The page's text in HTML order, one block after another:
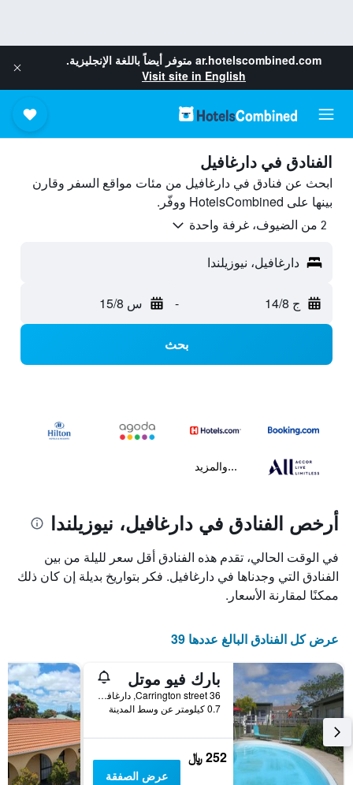
ar.hotelscombined.com متوفر أيضاً باللغة الإنجليزية.
Visit site in English
الفنادق في دارغافيل
ابحث عن فنادق في دارغافيل من مئات مواقع السفر وقارن
بينها على HotelsCombined ووفّر.
2 من الضيوف، غرفة واحدة
دارغافيل، نيوزيلندا
ج 14/8 - س 15/8
بحث
...والمزيد
أرخص الفنادق في دارغافيل، نيوزيلندا
في الوقت الحالي، تقدم هذه الفنادق أقل سعر لليلة من بين
الفنادق التي وجدناها في دارغافيل. فكر بتواريخ بديلة إن كان ذلك
ممكنًا لمقارنة الأسعار.
عرض كل الفنادق البالغ عددها 39
بارك فيو موتل
36 Carrington street, دارغافيل, نيوزيلندا
0.7 كيلومتر عن وسط المدينة
252 ﷼
عرض الصفقة